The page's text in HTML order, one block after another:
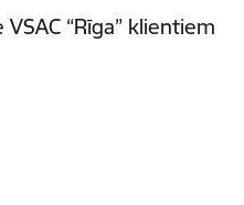
“Rīga” klientiem